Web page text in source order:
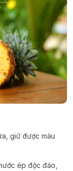
giữ được màu
ép độc đáo,